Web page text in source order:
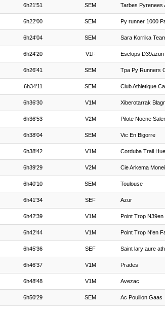
6h21'51 SEM Tarbes Pyrenees
6h22'00 SEM Py runner 1000
6h24'04 SEM Sara Korrika
6h24'20 V1F Esclops D39azun
6h26'41 SEM Tpa Py Runners
6h34'11 SEM Club Athletique
6h36'30 V1M Xiberotarrak
6h36'53 V2M Pilote Noene
6h38'04 SEM Vic En Bigorre
6h38'42 V1M Corduba Trail
6h39'29 V2M Cie Arkema
6h40'10 SEM Toulouse
6h41'34 SEF Azur
6h42'39 V1M Point Trop N39en
6h42'44 V1M Point Trop N'en
6h45'36 SEF Saint lary aure
6h46'37 V1M Prades
6h48'48 V1M Avezac
6h50'29 SEM Ac Pouillon Gaas